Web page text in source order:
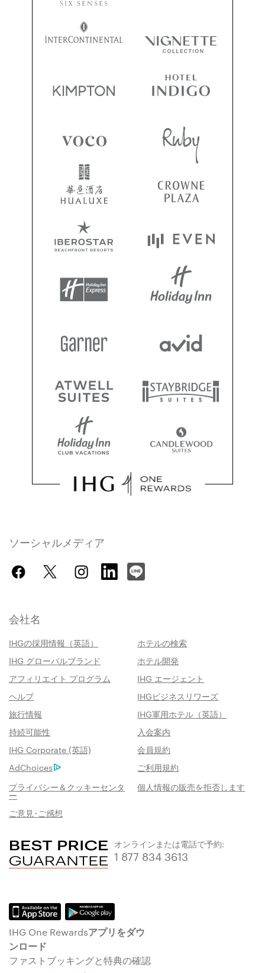
ソーシャルメディア
会社名
IHGの採用情報（英語）
ホテルの検索
IHG グローバルブランド
ホテル開発
アフィリエイト プログラム
IHG エージェント
ヘルプ
IHGビジネスリワーズ
旅行情報
IHG軍用ホテル（英語）
持続可能性
入会案内
IHG Corporate (英語)
会員規約
AdChoices
ご利用規約
プライバシー＆クッキーセンタ
ー
個人情報の販売を拒否します
ご意見･ご感想
オンラインまたは電話で予約:
1 877 834 3613
IHG One Rewardsアプリをダウ
ンロード
ファストブッキングと特典の確認